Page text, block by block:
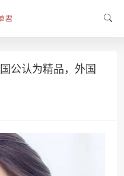
公认为精品，外国